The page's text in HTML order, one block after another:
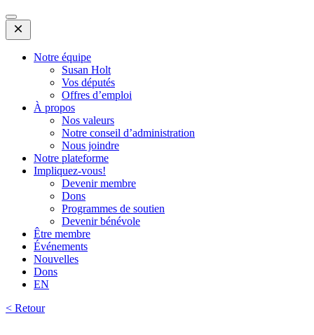
Open
Mobile
Menu
Notre équipe
Susan Holt
Vos députés
Offres d’emploi
À propos
Nos valeurs
Notre conseil d’administration
Nous joindre
Notre plateforme
Impliquez-vous!
Devenir membre
Dons
Programmes de soutien
Devenir bénévole
Être membre
Événements
Nouvelles
Dons
EN
< Retour